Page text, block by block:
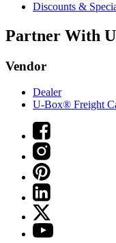
Discounts &
Partner With
Vendor
Dealer
U-Box® Freight